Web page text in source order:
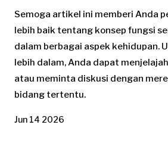
Semoga artikel ini memberi Anda
lebih baik tentang konsep fungsi
dalam berbagai aspek kehidupan.
lebih dalam, Anda dapat
atau meminta diskusi dengan
bidang tertentu.
Jun 14 2026